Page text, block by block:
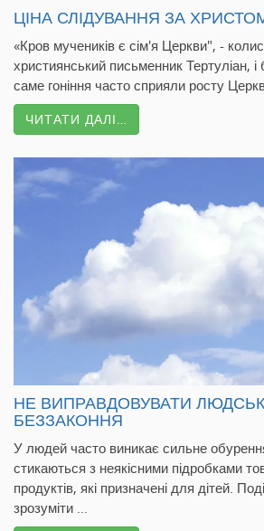
ЦІНА СЛІДУВАННЯ ЗА
«Кров мучеників є сім'я Церкви", -
християнський письменник Тертуліан, і
саме гоніння часто сприяли росту
ЧИТАТИ ДАЛІ…
НЕ ВИПРАВДОВУВАТИ
БЕЗЗАКОННЯ
У людей часто виникає сильне
стикаються з неякісними підробками
продуктів, які призначені для дітей.
зрозуміти ...